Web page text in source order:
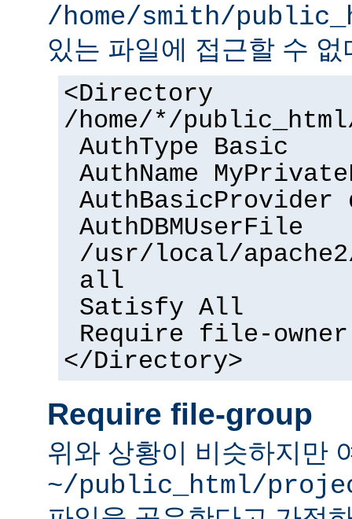
/home/smith/
있는 파일에 접근할 수 없
<Directory
/home/*/
AuthType Basic
AuthName
AuthBasicProvider
AuthDBMUserFile
/usr/local/
all
Satisfy All
Require file-owner
</Directory>
Require file-group
위와 상황이 비슷하지만
~/public_html/